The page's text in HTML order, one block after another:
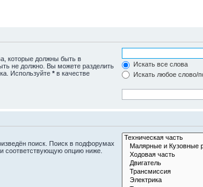
которые должны быть в
не должно. Вы можете разделить
Используйте * в качестве
Искать все слова
Искать любое слово/
поиск. Поиск в подфорумах
соответствующую опцию ниже.